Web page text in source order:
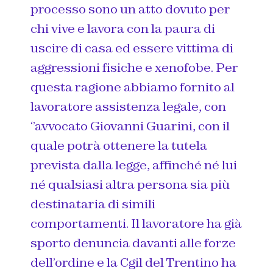
processo sono un atto dovuto per
chi vive e lavora con la paura di
uscire di casa ed essere vittima di
aggressioni fisiche e xenofobe. Per
questa ragione abbiamo fornito al
lavoratore assistenza legale, con
‘’avvocato Giovanni Guarini, con il
quale potrà ottenere la tutela
prevista dalla legge, affinché né lui
né qualsiasi altra persona sia più
destinataria di simili
comportamenti. Il lavoratore ha già
sporto denuncia davanti alle forze
dell’ordine e la Cgil del Trentino ha